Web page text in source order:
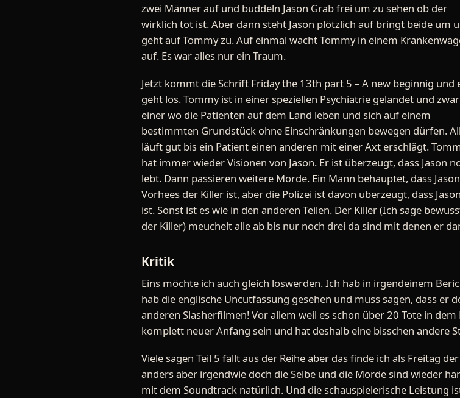
zwei Männer auf und buddeln Jason Grab frei um zu sehen ob der
wirklich tot ist. Aber dann steht Jason plötzlich auf bringt beide um
geht auf Tommy zu. Auf einmal wacht Tommy in einem
auf. Es war alles nur ein Traum.
Jetzt kommt die Schrift Friday the 13th part 5 – A new beginnig und
geht los. Tommy ist in einer speziellen Psychiatrie gelandet und
einer wo die Patienten auf dem Land leben und sich auf einem
bestimmten Grundstück ohne Einschränkungen bewegen dürfen.
läuft gut bis ein Patient einen anderen mit einer Axt erschlägt.
hat immer wieder Visionen von Jason. Er ist überzeugt, dass Jason
lebt. Dann passieren weitere Morde. Ein Mann behauptet, dass Jason
Vorhees der Killer ist, aber die Polizei ist davon überzeugt, dass
ist. Sonst ist es wie in den anderen Teilen. Der Killer (Ich sage
der Killer) meuchelt alle ab bis nur noch drei da sind mit denen er
Kritik
Eins möchte ich auch gleich loswerden. Ich hab in irgendeinem
hab die englische Uncutfassung gesehen und muss sagen, dass er
anderen Slasherfilmen! Vor allem weil es schon über 20 Tote in
komplett neuer Anfang sein und hat deshalb eine bisschen andere
Viele sagen Teil 5 fällt aus der Reihe aber das finde ich als Freitag
anders aber irgendwie doch die Selbe und die Morde sind wieder
mit dem Soundtrack natürlich. Und die schauspielerische Leistung